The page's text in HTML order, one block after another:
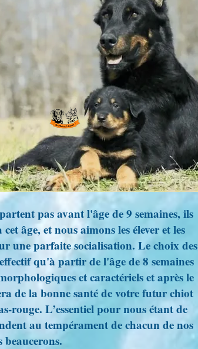
pas avant l'âge de 9 semaines, ils
âge, et nous aimons les élever et les
une parfaite socialisation. Le choix des
qu'à partir de l'âge de 8 semaines
et caractériels et après le
de la bonne santé de votre futur chiot
rouge. L’essentiel pour nous étant de
au tempérament de chacun de nos
beaucerons.